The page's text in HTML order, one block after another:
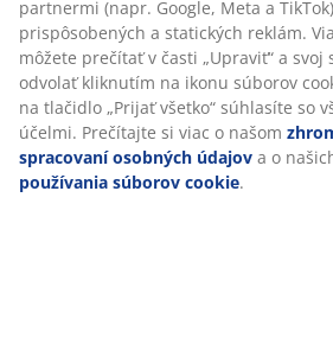
Hodnotenia
(3)
Doprava
partnermi (napr. Google, Meta a
prispôsobených a statických reklám.
môžete prečítať v časti „Upraviť“ a svoj
odvolať kliknutím na ikonu súborov
na tlačidlo „Prijať všetko“ súhlasíte so
účelmi. Prečítajte si viac o našom
spracovaní osobných údajov a o
používania súborov cookie.